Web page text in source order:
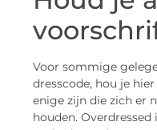
Voor sommige
dresscode, hou je
enige zijn die zich er
houden.